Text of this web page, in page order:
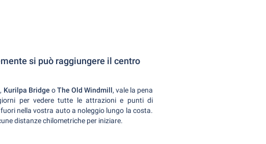
si può raggiungere il centro
, Kurilpa Bridge oThe Old Windmill, vale la pena
per vedere tutte le attrazioni e punti di
nella vostra auto a noleggio lungo la costa.
distanze chilometriche per iniziare.